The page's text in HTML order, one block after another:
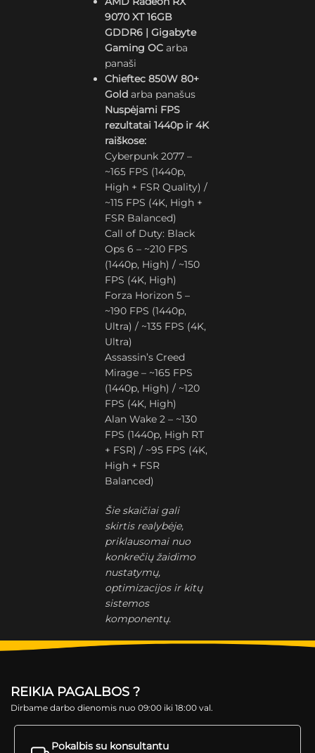
9070 XT 16GB
GDDR6 | Gigabyte
Gaming OC arba
panaši
Chieftec 850W 80+
Gold arba panašus
Nuspėjami FPS
rezultatai 1440p ir 4K
raiškose:
Cyberpunk 2077 –
~165 FPS (1440p,
High + FSR Quality) /
~115 FPS (4K, High +
FSR Balanced)
Call of Duty: Black
Ops 6 – ~210 FPS
(1440p, High) / ~150
FPS (4K, High)
Forza Horizon 5 –
~190 FPS (1440p,
Ultra) / ~135 FPS (4K,
Ultra)
Assassin’s Creed
Mirage – ~165 FPS
(1440p, High) / ~120
FPS (4K, High)
Alan Wake 2 – ~130
FPS (1440p, High RT
+ FSR) / ~95 FPS (4K,
High + FSR
Balanced)
Šie skaičiai gali
skirtis realybėje,
priklausomai nuo
konkrečių žaidimo
nustatymų,
optimizacijos ir kitų
sistemos
komponentų.
REIKIA PAGALBOS ?
Dirbame darbo dienomis nuo 09:00 iki 18:00 val.
Pokalbis su konsultantu